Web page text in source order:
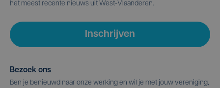
het meest recente nieuws uit West-Vlaanderen.
Inschrijven
Bezoek ons
Ben je benieuwd naar onze werking en wil je met jouw vereniging,